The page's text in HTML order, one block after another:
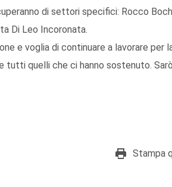
di settori specifici: Rocco
Di Leo Incoronata.
e voglia di continuare a lavorare per
tutti quelli che ci hanno sostenuto.
Stampa